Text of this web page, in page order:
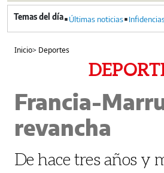
Últimas noticias
Inicio> Deportes
Francia-
revancha
De hace tres años y